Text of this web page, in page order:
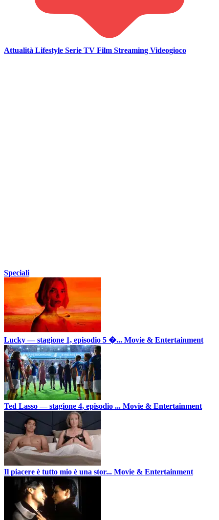
Attualità Lifestyle Serie TV Film Streaming Videogioco
Speciali
Lucky — stagione 1, episodio 5 �... Movie & Entertainment
Ted Lasso — stagione 4, episodio ... Movie & Entertainment
Il piacere è tutto mio è una stor... Movie & Entertainment